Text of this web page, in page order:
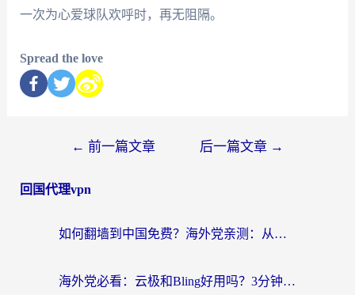
一次为心爱球队欢呼时，再无阻隔。
Spread the love
← 前一篇文章 后一篇文章 →
回国代理vpn
如何翻墙到中国免费？海外党亲测：从踩坑到选对加速器的全攻略
海外党必看：云极和Bling好用吗？3分钟教你选对回国加速器